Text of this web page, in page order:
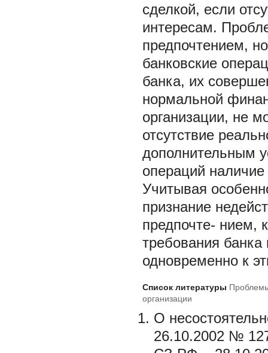
сделкой, если
интересам.
предпочтением,
банковские
банка, их
нормальной
организации, не
отсутствие
дополнительным
операций
Учитывая
признание
предпочте- нием,
требования
одновременно к
Список литературы
организации
О
26.10.2002 №